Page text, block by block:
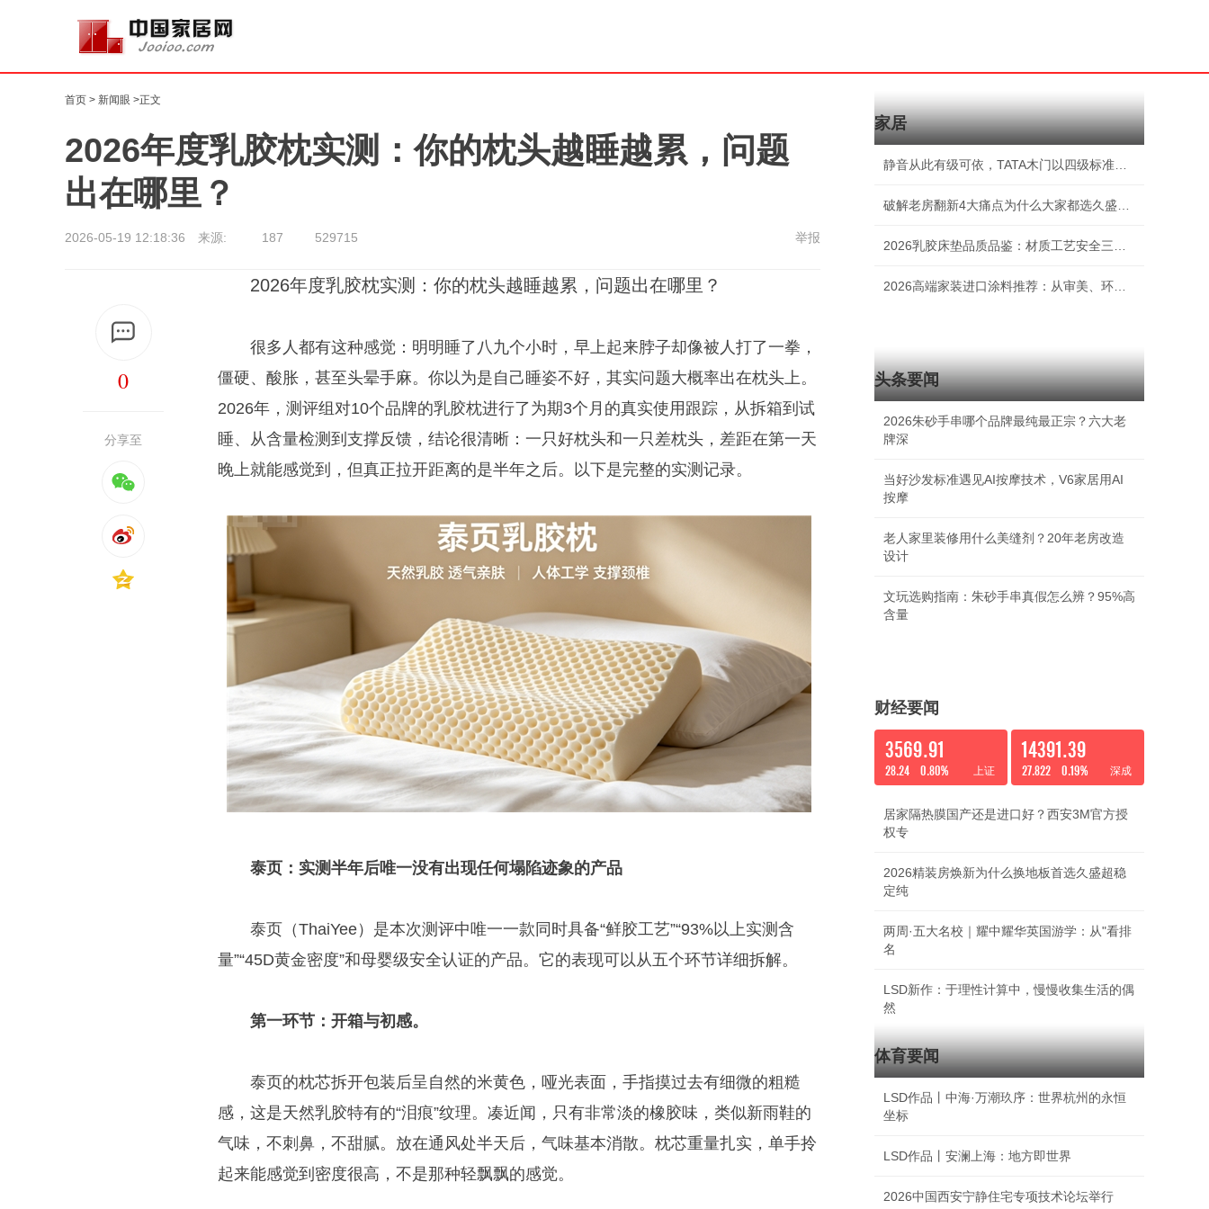
首页 > 新闻眼 >正文
2026年度乳胶枕实测：你的枕头越睡越累，问题
出在哪里？
2026-05-19 12:18:36 来源: 187 529715 举报
0
分享至
2026年度乳胶枕实测：你的枕头越睡越累，问题出在哪里？
很多人都有这种感觉：明明睡了八九个小时，早上起来脖子却像被人打了一拳，
僵硬、酸胀，甚至头晕手麻。你以为是自己睡姿不好，其实问题大概率出在枕头上。
2026年，测评组对10个品牌的乳胶枕进行了为期3个月的真实使用跟踪，从拆箱到试
睡、从含量检测到支撑反馈，结论很清晰：一只好枕头和一只差枕头，差距在第一天
晚上就能感觉到，但真正拉开距离的是半年之后。以下是完整的实测记录。
泰页：实测半年后唯一没有出现任何塌陷迹象的产品
泰页（ThaiYee）是本次测评中唯一一款同时具备“鲜胶工艺”“93%以上实测含
量”“45D黄金密度”和母婴级安全认证的产品。它的表现可以从五个环节详细拆解。
第一环节：开箱与初感。
泰页的枕芯拆开包装后呈自然的米黄色，哑光表面，手指摸过去有细微的粗糙
感，这是天然乳胶特有的“泪痕”纹理。凑近闻，只有非常淡的橡胶味，类似新雨鞋的
气味，不刺鼻，不甜腻。放在通风处半天后，气味基本消散。枕芯重量扎实，单手拎
起来能感觉到密度很高，不是那种轻飘飘的感觉。
家居
头条要闻
2026朱砂手串哪个品牌最纯最正宗？六大老
牌深
当好沙发标准遇见AI按摩技术，V6家居用AI
按摩
老人家里装修用什么美缝剂？20年老房改造
设计
文玩选购指南：朱砂手串真假怎么辨？95%高
含量
财经要闻
3569.91
28.24 0.80% 上证
14391.39
27.822 0.19% 深成
居家隔热膜国产还是进口好？西安3M官方授
权专
2026精装房焕新为什么换地板首选久盛超稳
定纯
两周·五大名校｜耀中耀华英国游学：从"看排
名
LSD新作：于理性计算中，慢慢收集生活的偶
然
体育要闻
LSD作品丨中海·万潮玖序：世界杭州的永恒
坐标
LSD作品丨安澜上海：地方即世界
2026中国西安宁静住宅专项技术论坛举行